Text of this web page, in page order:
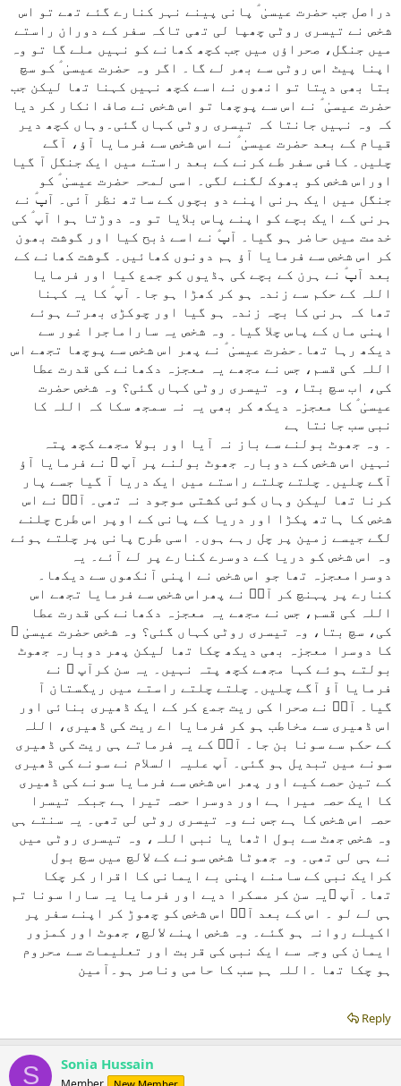
دراصل جب حضرت عیسیٰ ؑ پانی پینے نہر کنارے گئے تھے تو اس
شخص نے تیسری روٹی چھپا لی تھی تاکہ سفر کے دوران راستے
میں جنگل، صحراؤں میں جب کچھ کھانے کو نہیں ملے گا تو وہ
اپنا پیٹ اس روٹی سے بھر لے گا۔ اگر وہ حضرت عیسیٰ ؑ کو سچ
بتا بھی دیتا تو انھوں نے اسے کچھ نہیں کہنا تھا لیکن جب
حضرت عیسیٰ ؑ نے اس سے پوچھا تو اس شخص نے صاف انکار کر دیا
کہ وہ نہیں جانتا کہ تیسری روٹی کہاں گئی۔وہاں کچھ دیر
قیام کے بعد حضرت عیسیٰ ؑ نے اس شخص سے فرمایا آؤ، آگے
چلیں۔ کافی سفر طے کرنے کے بعد راستے میں ایک جنگل آ گیا
اوراس شخص کو بھوک لگنے لگی۔ اسی لمحہ حضرت عیسیٰ ؑ کو
جنگل میں ایک ہرنی اپنے دو بچوں کے ساتھ نظر آئی۔ آپؑ نے
ہرنی کے ایک بچے کو اپنے پاس بلایا تو وہ دوڑتا ہوا آپ ؑ کی
خدمت میں حاضر ہو گیا۔ آپؑ نے اسے ذبح کیا اور گوشت بھون
کر اس شخص سے فرمایا آؤ ہم دونوں کھائیں۔ گوشت کھانے کے
بعد آپؑ نے ہرن کے بچے کی ہڈیوں کو جمع کیا اور فرمایا
اللہ کے حکم سے زندہ ہو کر کھڑا ہو جا۔ آپ ؑ کا یہ کہنا
تھا کہ ہرنی کا بچہ زندہ ہو گیا اور چوکڑی بھرتے ہوئے
اپنی ماں کے پاس چلا گیا۔ وہ شخص یہ ساراماجرا غور سے
دیکھ رہا تھا۔حضرت عیسیٰ ؑ نے پھر اس شخص سے پوچھا تجھے اس
اللہ کی قسم، جس نے مجھے یہ معجزہ دکھانے کی قدرت عطا
کی، اب سچ بتا، وہ تیسری روٹی کہاں گئی؟ وہ شخص حضرت
عیسیٰ ؑ کا معجزہ دیکھ کر بھی یہ نہ سمجھ سکا کہ اللہ کا
نبی سب جانتا ہے
۔ وہ جھوٹ بولنے سے باز نہ آیا اور بولا مجھے کچھ پتہ
نہیں اس شخص کے دوبارہ جھوٹ بولنے پر آپ ؑ نے فرمایا آؤ
آگے چلیں۔ چلتے چلتے راستے میں ایک دریا آ گیا جسے پار
کرنا تھا لیکن وہاں کوئی کشتی موجود نہ تھی۔ آپؑ نے اس
شخص کا ہاتھ پکڑا اور دریا کے پانی کے اوپر اس طرح چلنے
لگے جیسے زمین پر چل رہے ہوں۔ اسی طرح پانی پر چلتے ہوئے
وہ اس شخص کو دریا کے دوسرے کنارے پر لے آئے۔ یہ
دوسرامعجزہ تھا جو اس شخص نے اپنی آنکھوں سے دیکھا۔
کنارے پر پہنچ کر آپؑ نے پھراس شخص سے فرمایا تجھے اس
اللہ کی قسم، جس نے مجھے یہ معجزہ دکھانے کی قدرت عطا
کی، سچ بتا، وہ تیسری روٹی کہاں گئی؟ وہ شخص حضرت عیسیٰ ؑ
کا دوسرا معجزہ بھی دیکھ چکا تھا لیکن پھر دوبارہ جھوٹ
بولتے ہوئے کہا مجھے کچھ پتہ نہیں۔ یہ سن کرآپ ؑ نے
فرمایا آؤ آگے چلیں۔ چلتے چلتے راستے میں ریگستان آ
گیا۔ آپؑ نے صحرا کی ریت جمع کر کے ایک ڈھیری بنائی اور
اس ڈھیری سے مخاطب ہو کر فرمایا اے ریت کی ڈھیری، اللہ
کے حکم سے سونا بن جا۔ آپؑ کے یہ فرماتے ہی ریت کی ڈھیری
سونے میں تبدیل ہو گئی۔ آپ علیہ السلام نے سونے کی ڈھیری
کے تین حصے کیے اور پھر اس شخص سے فرمایا سونے کی ڈھیری
کا ایک حصہ میرا ہے اور دوسرا حصہ تیرا ہے جبکہ تیسرا
حصہ اس شخص کا ہے جس نے وہ تیسری روٹی لی تھی۔ یہ سنتے ہی
وہ شخص جھٹ سے بول اٹھا یا نبی اللہ، وہ تیسری روٹی میں
نے ہی لی تھی۔ وہ جھوٹا شخص سونے کے لالچ میں سچ بول
کرایک نبی کے سامنے اپنی بے ایمانی کا اقرار کر چکا
تھا۔ آپ ؑیہ سن کر مسکرا دیے اور فرمایا یہ سارا سونا تم
ہی لے لو ۔ اس کے بعد آپؑ اس شخص کو چھوڑ کر اپنے سفر پر
اکیلے روانہ ہو گئے۔ وہ شخص اپنے لالچ، جھوٹ اور کمزور
ایمان کی وجہ سے ایک نبی کی قربت اور تعلیمات سے محروم
ہو چکا تھا ۔اللہ ہم سب کا حامی وناصر ہو۔آمین
Reply
S Sonia Hussain
New Member